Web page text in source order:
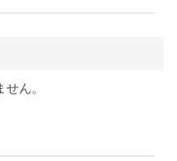
ん。
クパックに放り込
ンを理由に下山して
岳の登頂を目指し
をマンタテックに履